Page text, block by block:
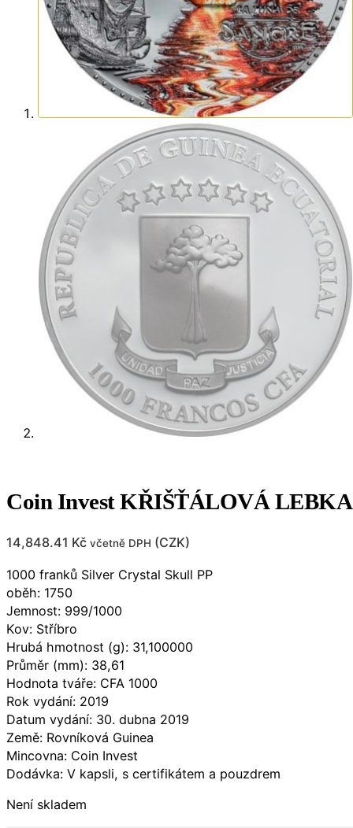
Coin Invest KŘIŠŤÁLOVÁ LEBKA
14,848.41 Kč včetně DPH (CZK)
1000 franků Silver Crystal Skull PP
oběh: 1750
Jemnost: 999/1000
Kov: Stříbro
Hrubá hmotnost (g): 31,100000
Průměr (mm): 38,61
Hodnota tváře: CFA 1000
Rok vydání: 2019
Datum vydání: 30. dubna 2019
Země: Rovníková Guinea
Mincovna: Coin Invest
Dodávka: V kapsli, s certifikátem a pouzdrem
Není skladem